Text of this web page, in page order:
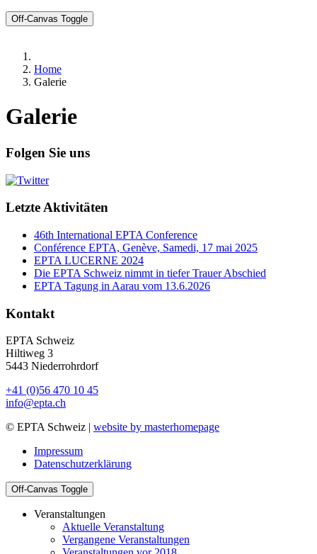
Off-Canvas Toggle
Home
Galerie
Galerie
Folgen Sie uns
Letzte Aktivitäten
46th International EPTA Conference
Conférence EPTA, Genève, Samedi, 17 mai 2025
EPTA LUCERNE 2024
Die EPTA Schweiz nimmt in tiefer Trauer Abschied
EPTA Tagung in Aarau vom 13.6.2026
Kontakt
EPTA Schweiz
Hiltiweg 3
5443 Niederrohrdorf
+41 (0)56 470 10 45
info@epta.ch
© EPTA Schweiz | website by masterhomepage
Impressum
Datenschutzerklärung
Off-Canvas Toggle
Veranstaltungen
Aktuelle Veranstaltung
Vergangene Veranstaltungen